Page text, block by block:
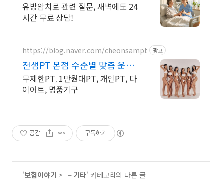
유방암치료 관련 질문, 새벽에도 24
시간 무료 상담!
https://blog.naver.com/cheonsampt 광고
천샘PT 본점 수준별 맞춤 운동
처방
무제한PT, 1만원대PT, 개인PT, 다
이어트, 명품기구
공감 구독하기
'보험이야기 > ┕ 기타' 카테고리의 다른 글